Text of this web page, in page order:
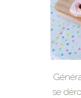
se